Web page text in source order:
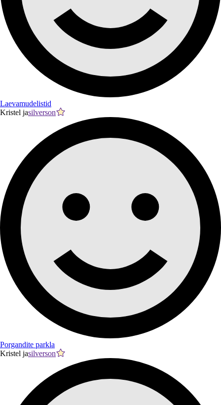
Laevamudelistid
Kristel jasilverson
Porgandite parkla
Kristel jasilverson